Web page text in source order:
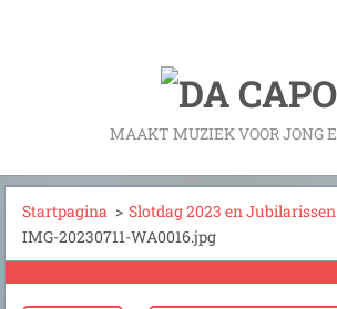
MAAKT MUZIEK VOOR JONG
Startpagina > Slotdag 2023 en Jubilarissen
IMG-20230711-WA0016.jpg